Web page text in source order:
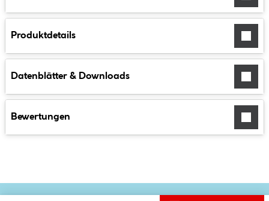
Produktdetails
Datenblätter & Downloads
Bewertungen